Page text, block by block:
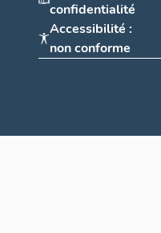
confidentialité
Accessibilité :
non conforme